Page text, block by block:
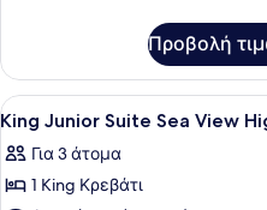
Junior
Suite
Προβολή
Προβολή
όλων
των
φωτογραφιών
4
King Junior Suite Sea View
Για 3 άτομα
1 King Κρεβάτι